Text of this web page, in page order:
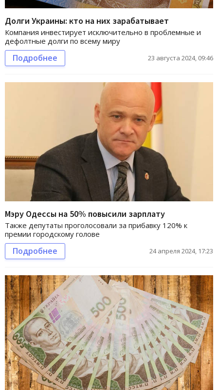
Долги Украины: кто на них зарабатывает
Компания инвестирует исключительно в проблемные и
дефолтные долги по всему миру
Подробнее 23 августа 2024, 09:46
Мэру Одессы на 50% повысили зарплату
Также депутаты проголосовали за прибавку 120% к
премии городскому голове
Подробнее 24 апреля 2024, 17:23